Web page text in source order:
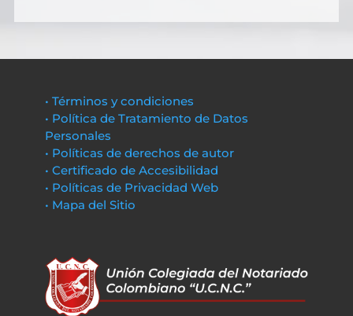
• Términos y condiciones
• Política de Tratamiento de Datos
Personales
• Políticas de derechos de autor
• Certificado de Accesibilidad
• Políticas de Privacidad Web
• Mapa del Sitio